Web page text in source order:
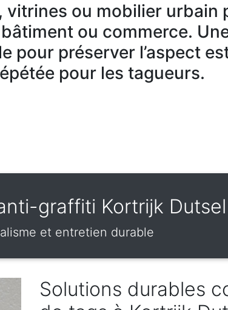
ou mobilier urbain
ou commerce.
pour préserver l’aspect
pour les tagueurs.
graffiti Kortrijk
et entretien durable
Solutions durables